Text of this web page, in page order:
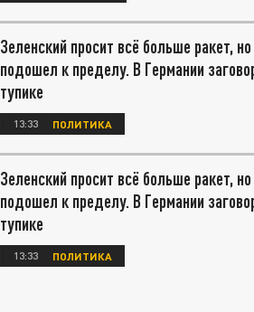
Зеленский просит всё больше ракет,
подошел к пределу. В Германии
тупике
13:33 ПОЛИТИКА
Зеленский просит всё больше ракет,
подошел к пределу. В Германии
тупике
13:33 ПОЛИТИКА